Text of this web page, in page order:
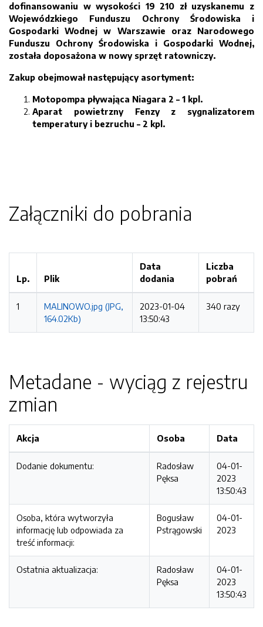
dofinansowaniu w wysokości 19 210 zł uzyskanemu z
Wojewódzkiego Funduszu Ochrony Środowiska i
Gospodarki Wodnej w Warszawie oraz Narodowego
Funduszu Ochrony Środowiska i Gospodarki Wodnej,
została doposażona w nowy sprzęt ratowniczy.
Zakup obejmował następujący asortyment:
Motopompa pływająca Niagara 2 – 1 kpl.
Aparat powietrzny Fenzy z sygnalizatorem
temperatury i bezruchu – 2 kpl.
Załączniki do pobrania
Lp. Plik
Data
dodania
Liczba
pobrań
1
MALINOWO.jpg (JPG,
164.02Kb)
2023-01-04
13:50:43
340 razy
Metadane - wyciąg z rejestru
zmian
Akcja Osoba Data
Dodanie dokumentu:
Radosław
Pęksa
04-01-
2023
13:50:43
Osoba, która wytworzyła
informację lub odpowiada za
treść informacji:
Bogusław
Pstrągowski
04-01-
2023
Ostatnia aktualizacja:
Radosław
Pęksa
04-01-
2023
13:50:43